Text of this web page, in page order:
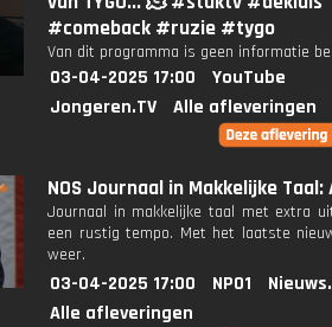
#comeback #ruzie #tygo
Van dit programma is geen informatie
03-04-2025 17:00
YouTube
Jongeren.TV
Alle afleveringen
NOS Journaal in Makkelijke
Journaal in makkelijke taal met extra
een rustig tempo. Met het laatste
weer.
03-04-2025 17:00 NPO1
Alle afleveringen